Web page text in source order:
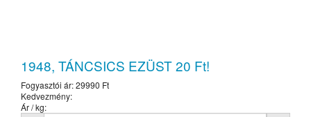
1948, TÁNCSICS EZÜST 20 Ft!
Fogyasztói ár:29990 Ft
Kedvezmény:
Ár / kg: